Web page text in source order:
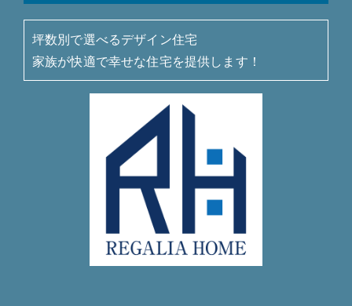
坪数別で選べるデザイン住宅
家族が快適で幸せな住宅を提供します！